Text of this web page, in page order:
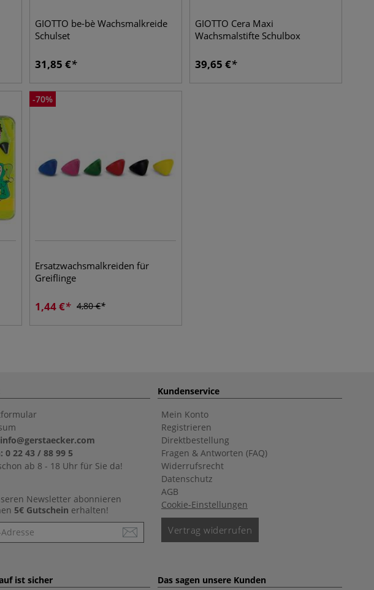
GIOTTO be-bè Wachsmalkreide
Schulset
31,85 €
GIOTTO Cera Maxi
Wachsmalstifte Schulbox
39,65 €
-70%
Ersatzwachsmalkreiden für
Greiflinge
1,44€ 4,80€
0 22 43 / 88 99 5
ab 8 - 18 Uhr für Sie da!
Newsletter abonnieren
5€ Gutschein erhalten!
Kundenservice
Mein Konto
Registrieren
Direktbestellung
Fragen & Antworten (FAQ)
Widerrufsrecht
Datenschutz
AGB
Cookie-Einstellungen
Vertrag widerrufen
ist sicher Das sagen unsere Kunden